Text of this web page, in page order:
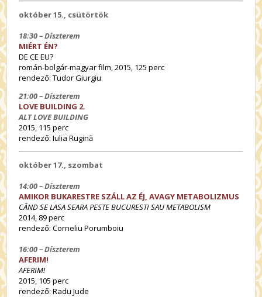
október 15., csütörtök
18:30 – Díszterem
MIÉRT ÉN?
DE CE EU?
román-bolgár-magyar film, 2015, 125 perc
rendező: Tudor Giurgiu
21:00 – Díszterem
LOVE BUILDING 2.
ALT LOVE BUILDING
2015, 115 perc
rendező: Iulia Rugină
október 17., szombat
14:00 – Díszterem
AMIKOR BUKARESTRE SZÁLL AZ ÉJ, AVAGY METABOLIZMUS
CÂND SE LASA SEARA PESTE BUCURESTI SAU METABOLISM
2014, 89 perc
rendező:Corneliu Porumboiu
16:00 – Díszterem
AFERIM!
AFERIM!
2015, 105 perc
rendező: Radu Jude